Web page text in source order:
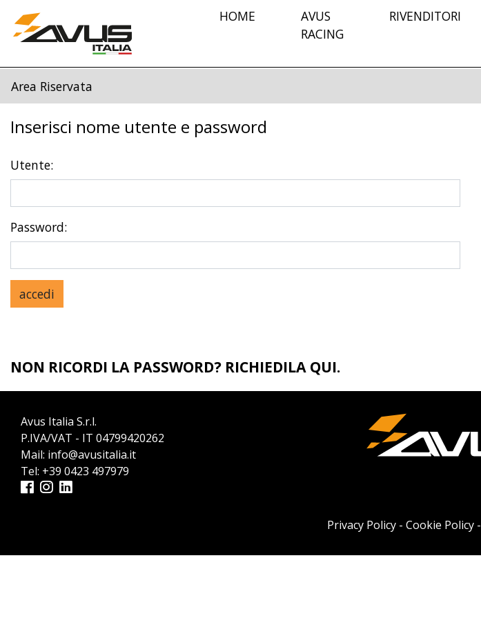
HOME
AVUS
RACING
RIVENDITORI
Area Riservata
Inserisci nome utente e password
Utente:
Password:
NON RICORDI LA PASSWORD? RICHIEDILA QUI.
Avus Italia S.r.l.
P.IVA/VAT - IT 04799420262
Mail: info@avusitalia.it
Tel: +39 0423 497979
Privacy Policy- Cookie Policy-